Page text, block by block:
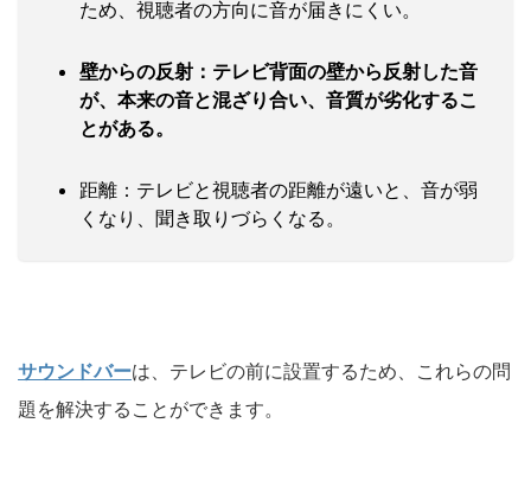
ため、視聴者の方向に音が届きにくい。
壁からの反射：テレビ背面の壁から反射した音
が、本来の音と混ざり合い、音質が劣化するこ
とがある。
距離：テレビと視聴者の距離が遠いと、音が弱
くなり、聞き取りづらくなる。
サウンドバーは、テレビの前に設置するため、これらの問
題を解決することができます。